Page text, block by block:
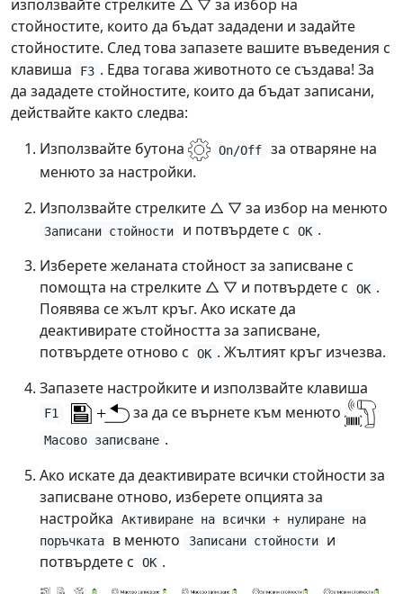
използвайте стрелките △ ▽ за избор на
стойностите, които да бъдат зададени и задайте
стойностите. След това запазете вашите въведения с
клавиша
F3 . Едва тогава животното се създава! За
да зададете стойностите, които да бъдат записани,
действайте както следва:
Използвайте бутона
On/Off
за отваряне на
менюто за настройки.
Използвайте стрелките △ ▽ за избор на менюто
Записани стойности и потвърдете с OK .
Изберете желаната стойност за записване с
помощта на стрелките △ ▽ и потвърдете с
OK .
Появява се жълт кръг. Ако искате да
деактивирате стойността за записване,
потвърдете отново с
OK . Жълтият кръг изчезва.
Запазете настройките и използвайте клавиша
F1 за да се върнете към менюто
Масово записване .
Ако искате да деактивирате всички стойности за
записване отново, изберете опцията за
настройка
Активиране на всички + нулиране на
поръчката
в менюто Записани стойности
и
потвърдете с
OK .